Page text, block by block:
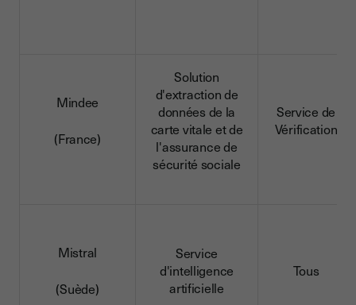
Mindee
(France)
Solution
d'extraction de
données de la
carte vitale et de
l'assurance de
sécurité sociale
Service de
Vérification
Mistral
(Suède)
Service
d'intelligence
artificielle
Tous